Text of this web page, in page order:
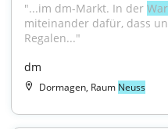
"...im dm-Markt. In der
miteinander dafür, dass
Regalen..."
dm
Dormagen, Raum Neuss